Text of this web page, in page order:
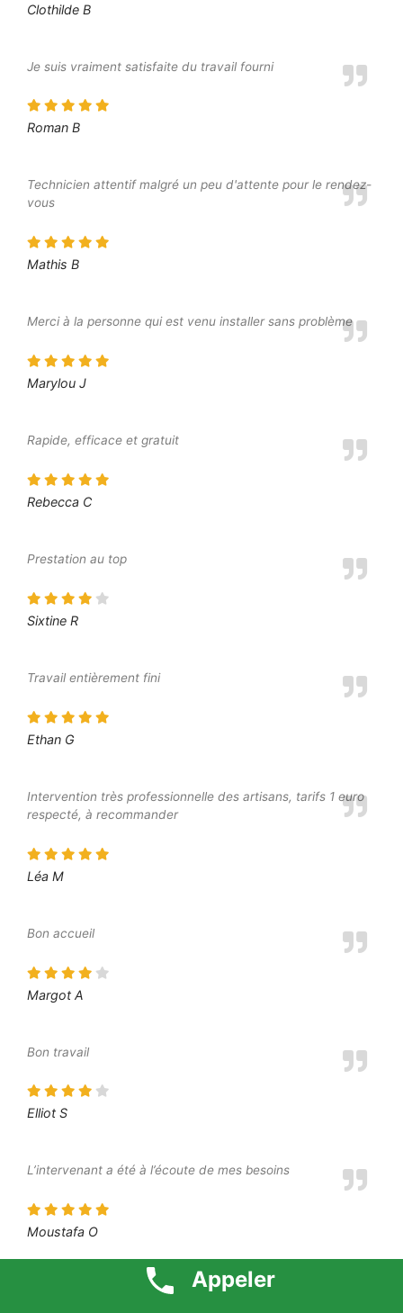
Clothilde B
Je suis vraiment satisfaite du travail fourni
Roman B
Technicien attentif malgré un peu d'attente pour le rendez-
vous
Mathis B
Merci à la personne qui est venu installer sans problème
Marylou J
Rapide, efficace et gratuit
Rebecca C
Prestation au top
Sixtine R
Travail entièrement fini
Ethan G
Intervention très professionnelle des artisans, tarifs 1 euro
respecté, à recommander
Léa M
Bon accueil
Margot A
Bon travail
Elliot S
L’intervenant a été à l’écoute de mes besoins
Moustafa O
Je suis très content du résultat finalAppeler